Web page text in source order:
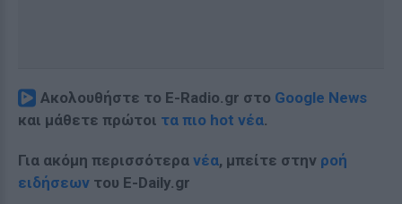
Ακολουθήστε το E-Radio.gr στο Google News
και μάθετε πρώτοι τα πιο hot νέα.
Για ακόμη περισσότερα νέα, μπείτε στην ροή
ειδήσεων του E-Daily.gr